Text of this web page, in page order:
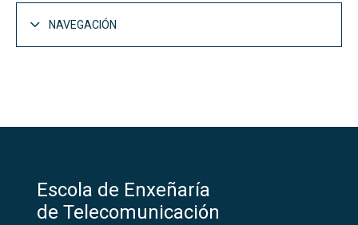
NAVEGACIÓN
Líneas principales de investigación
Escola de Enxeñaría
de Telecomunicación